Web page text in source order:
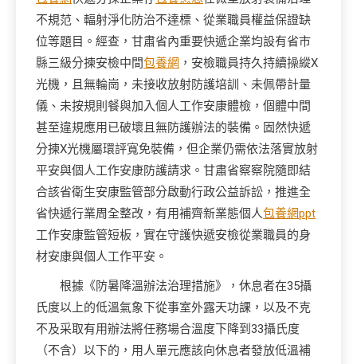
不規范、輻射淨化防治不達標、從業職員權益保證缺
位等題目。經查，甘肅省內重要快遞企業均設有省市
縣三級分揀安檢中間包養網 ，安檢職員持久持續操縱X
光機，且無輪崗，未接收放射防護培訓、未佩帶計量
儀、未按規則餐與加入個人工作安康體檢，個體中間
甚至違規應用已破壞且無防護辦法的裝備。固然快遞
分揀X光機屬環評寬免裝備，但企業仍需依法落實放射
平安與個人工作安康防護請求。甘肅省察察院隨即結
合該省衛生安康監管部分啟動行政公益訴訟，推進全
省快遞行業周全整改，有用補齊新業態個人包養網ppt
工作安康監管短板，實在守護快遞安檢從業職員的身
材安康與個人工作平安。
根據《防暑降溫辦法治理措施》，休息者在35攝
氏度以上的低溫氣象下從事室外露天功課，以及不克
不及采取有用辦法將任務場合溫度下降到33攝氏度
（不含）以下的，用人單元應該向休息者發放低溫補